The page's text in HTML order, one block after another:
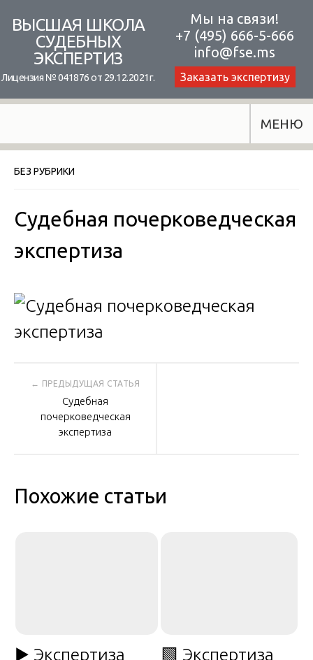
content
ВЫСШАЯ ШКОЛА
СУДЕБНЫХ
ЭКСПЕРТИЗ
Лицензия № 041876 от 29.12.2021г.
Мы на связи!
+7 (495) 666-5-666
info@fse.ms
Заказать экспертизу
МЕНЮ
БЕЗ РУБРИКИ
Судебная почерковедческая
экспертиза
Навигация
по
Судебная
почерковедческая
экспертиза
Похожие статьи
▶️ Экспертиза
🟩 Экспертиза